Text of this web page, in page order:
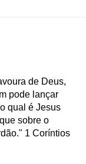
de Deus,
pode lançar
qual é Jesus
sobre o
1 Coríntios